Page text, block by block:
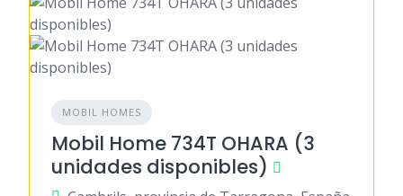
MOBIL HOMES
Mobil Home 734T OHARA (3
unidades disponibles)